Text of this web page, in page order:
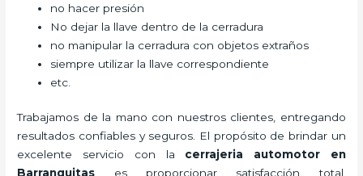
no hacer presión
No dejar la llave dentro de la cerradura
no manipular la cerradura con objetos extraños
siempre utilizar la llave correspondiente
etc.
Trabajamos de la mano con nuestros clientes, entregando
resultados confiables y seguros. El propósito de brindar un
excelente servicio con la cerrajeria automotor en
Barranquitas es proporcionar satisfacción total,